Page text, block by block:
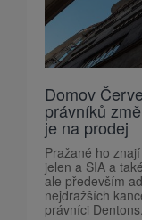
Domov
právníků
je na prodej
Pražané ho
jelen a SIA a
ale především
nejdražších
právníci